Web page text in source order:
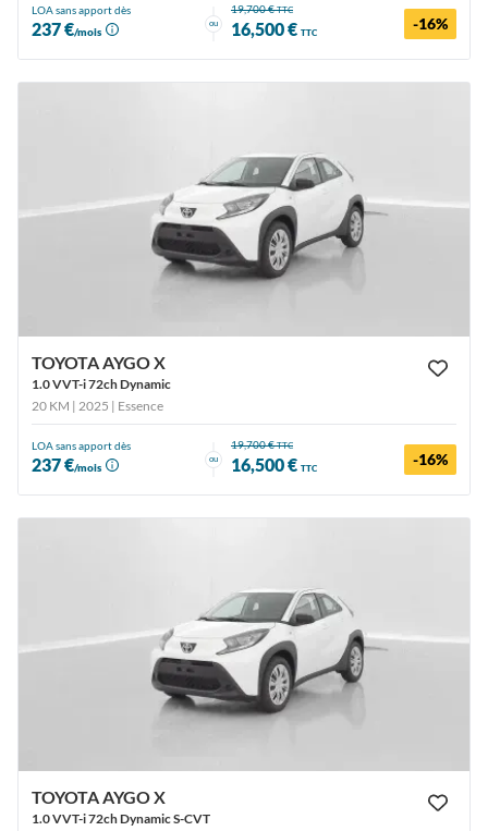
LOA sans apport dès
237 €/mois
ou
19,700 €TTC
16,500 € TTC -16%
TOYOTA AYGO X
1.0 VVT-i 72ch Dynamic
20 KM | 2025 | Essence
LOA sans apport dès
237 €/mois
ou
19,700 €TTC
16,500 € TTC -16%
TOYOTA AYGO X
1.0 VVT-i 72ch Dynamic S-CVT